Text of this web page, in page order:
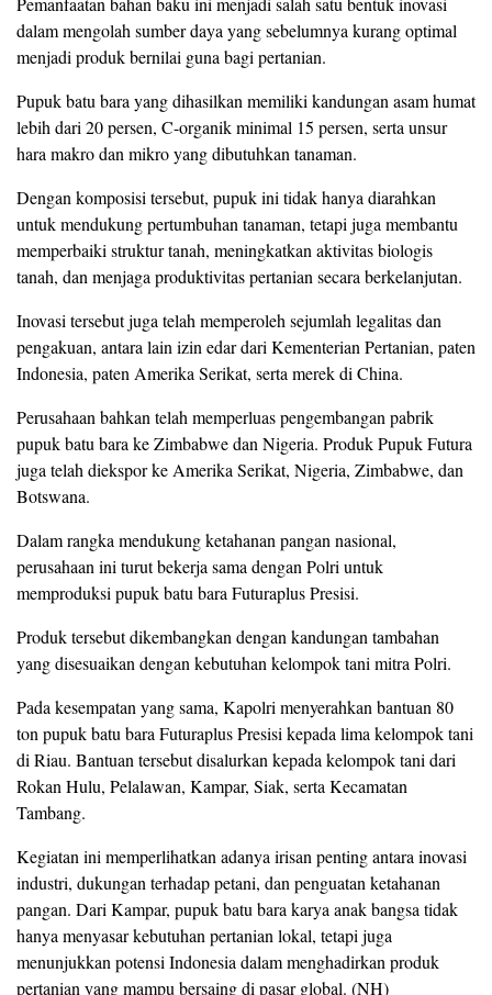
dalam mengolah sumber daya yang sebelumnya kurang optimal
menjadi produk bernilai guna bagi pertanian.
Pupuk batu bara yang dihasilkan memiliki kandungan asam humat
lebih dari 20 persen, C-organik minimal 15 persen, serta unsur
hara makro dan mikro yang dibutuhkan tanaman.
Dengan komposisi tersebut, pupuk ini tidak hanya diarahkan
untuk mendukung pertumbuhan tanaman, tetapi juga membantu
memperbaiki struktur tanah, meningkatkan aktivitas biologis
tanah, dan menjaga produktivitas pertanian secara berkelanjutan.
Inovasi tersebut juga telah memperoleh sejumlah legalitas dan
pengakuan, antara lain izin edar dari Kementerian Pertanian, paten
Indonesia, paten Amerika Serikat, serta merek di China.
Perusahaan bahkan telah memperluas pengembangan pabrik
pupuk batu bara ke Zimbabwe dan Nigeria. Produk Pupuk Futura
juga telah diekspor ke Amerika Serikat, Nigeria, Zimbabwe, dan
Botswana.
Dalam rangka mendukung ketahanan pangan nasional,
perusahaan ini turut bekerja sama dengan Polri untuk
memproduksi pupuk batu bara Futuraplus Presisi.
Produk tersebut dikembangkan dengan kandungan tambahan
yang disesuaikan dengan kebutuhan kelompok tani mitra Polri.
Pada kesempatan yang sama, Kapolri menyerahkan bantuan 80
ton pupuk batu bara Futuraplus Presisi kepada lima kelompok tani
di Riau. Bantuan tersebut disalurkan kepada kelompok tani dari
Rokan Hulu, Pelalawan, Kampar, Siak, serta Kecamatan
Tambang.
Kegiatan ini memperlihatkan adanya irisan penting antara inovasi
industri, dukungan terhadap petani, dan penguatan ketahanan
pangan. Dari Kampar, pupuk batu bara karya anak bangsa tidak
hanya menyasar kebutuhan pertanian lokal, tetapi juga
menunjukkan potensi Indonesia dalam menghadirkan produk
pertanian yang mampu bersaing di pasar global. (NH)